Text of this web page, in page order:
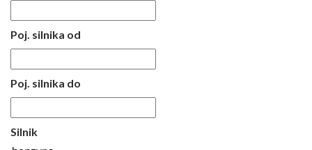
Poj. silnika od
Poj. silnika do
Silnik